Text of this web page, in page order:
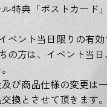
特典「ポストカード
ント当日限りの有効
の方は、イベント当
び商品仕様の変更は
換とさせて頂きます。